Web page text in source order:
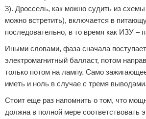
3). Дроссель, как можно судить из схемы
можно встретить), включается в
последовательно, в то время как ИЗУ –
Иными словами, фаза сначала
электромагнитный балласт, потом
только потом на лампу. Само
иметь и ноль в случае с тремя выводами.
Стоит еще раз напомнить о том, что
должна в полной мере соответствовать